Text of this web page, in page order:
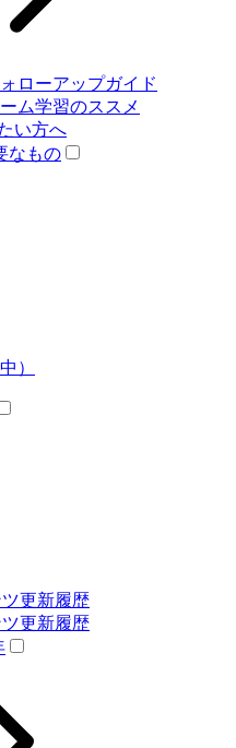
ローアップガイド
ム学習のススメ
い方へ
なもの
）
ツ更新履歴
ツ更新履歴